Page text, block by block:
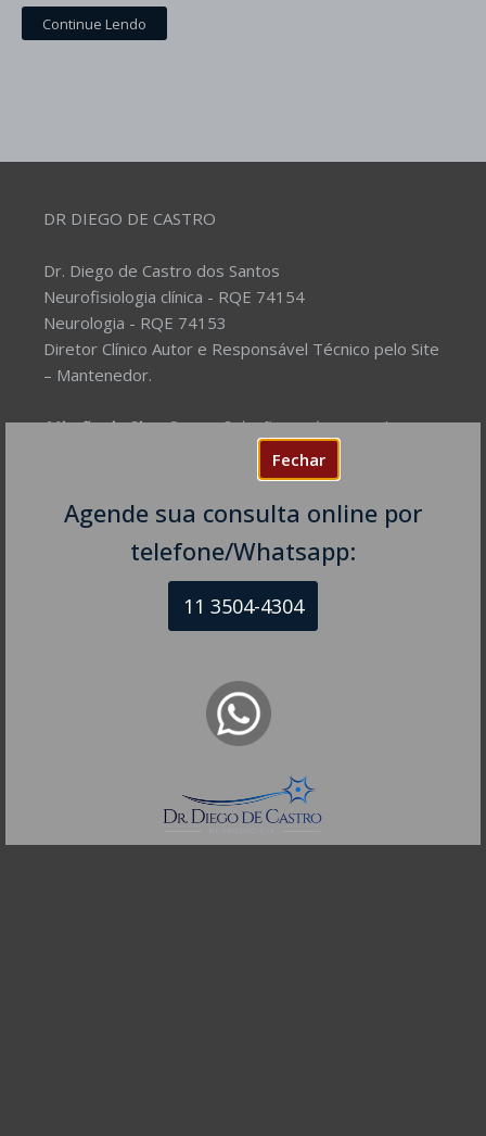
Fechar
Agende sua consulta online por
telefone/Whatsapp:
11 3504-4304
Continue Lendo
DR DIEGO DE CASTRO
Dr. Diego de Castro dos Santos
Neurofisiologia clínica - RQE 74154
Neurologia - RQE 74153
Diretor Clínico Autor e Responsável Técnico pelo Site
– Mantenedor.
Missão do Site:Prover Soluções cada vez mais
completas de forma facilitada para a gestão da saúde
e o bem-estar das pessoas, com excelência,
humanidade e sustentabilidade. Destinado ao
público em geral.
NEUROLOGISTA EM SÃO PAULO – SP
R. Itapeva, 518 - sala 1301
Bela Vista - São Paulo - SP